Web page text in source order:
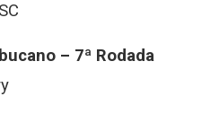
– 7ª Rodada